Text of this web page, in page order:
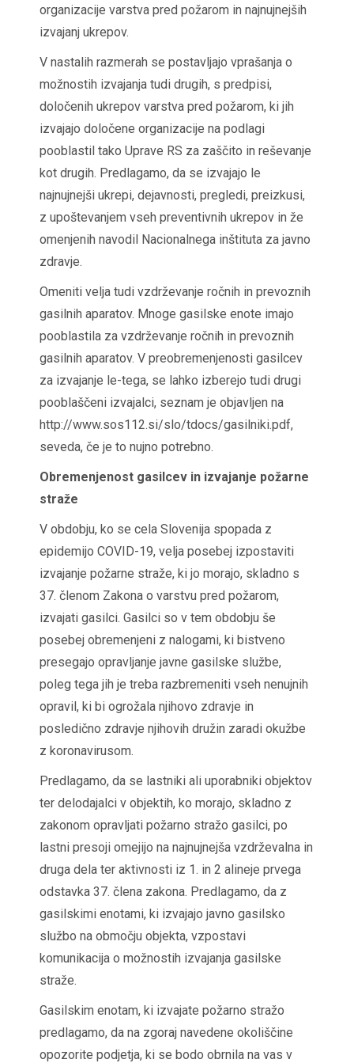
organizacije varstva pred požarom in najnujnejših
izvajanj ukrepov.
V nastalih razmerah se postavljajo vprašanja o
možnostih izvajanja tudi drugih, s predpisi,
določenih ukrepov varstva pred požarom, ki jih
izvajajo določene organizacije na podlagi
pooblastil tako Uprave RS za zaščito in reševanje
kot drugih. Predlagamo, da se izvajajo le
najnujnejši ukrepi, dejavnosti, pregledi, preizkusi,
z upoštevanjem vseh preventivnih ukrepov in že
omenjenih navodil Nacionalnega inštituta za javno
zdravje.
Omeniti velja tudi vzdrževanje ročnih in prevoznih
gasilnih aparatov. Mnoge gasilske enote imajo
pooblastila za vzdrževanje ročnih in prevoznih
gasilnih aparatov. V preobremenjenosti gasilcev
za izvajanje le-tega, se lahko izberejo tudi drugi
pooblaščeni izvajalci, seznam je objavljen na
http://www.sos112.si/slo/tdocs/gasilniki.pdf,
seveda, če je to nujno potrebno.
Obremenjenost gasilcev in izvajanje požarne
straže
V obdobju, ko se cela Slovenija spopada z
epidemijo COVID-19, velja posebej izpostaviti
izvajanje požarne straže, ki jo morajo, skladno s
37. členom Zakona o varstvu pred požarom,
izvajati gasilci. Gasilci so v tem obdobju še
posebej obremenjeni z nalogami, ki bistveno
presegajo opravljanje javne gasilske službe,
poleg tega jih je treba razbremeniti vseh nenujnih
opravil, ki bi ogrožala njihovo zdravje in
posledično zdravje njihovih družin zaradi okužbe
z koronavirusom.
Predlagamo, da se lastniki ali uporabniki objektov
ter delodajalci v objektih, ko morajo, skladno z
zakonom opravljati požarno stražo gasilci, po
lastni presoji omejijo na najnujnejša vzdrževalna in
druga dela ter aktivnosti iz 1. in 2 alineje prvega
odstavka 37. člena zakona. Predlagamo, da z
gasilskimi enotami, ki izvajajo javno gasilsko
službo na območju objekta, vzpostavi
komunikacija o možnostih izvajanja gasilske
straže.
Gasilskim enotam, ki izvajate požarno stražo
predlagamo, da na zgoraj navedene okoliščine
opozorite podjetja, ki se bodo obrnila na vas v